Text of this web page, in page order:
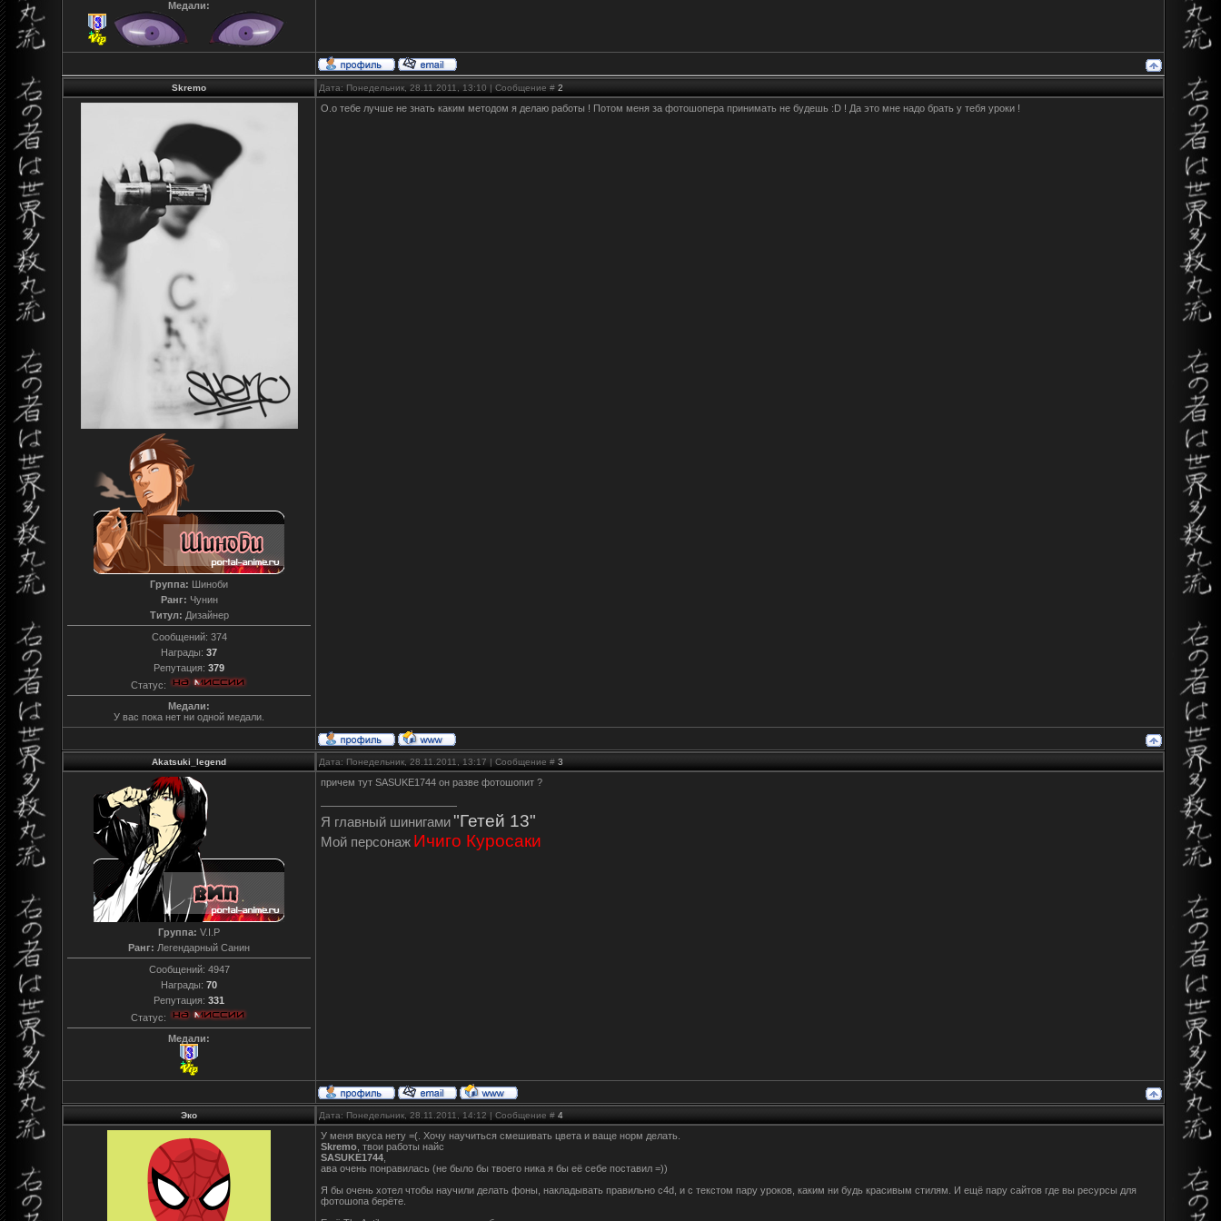
Медали:
Skremo Дата: Понедельник, 28.11.2011, 13:10 | Сообщение # 2
Группа: Шиноби
Ранг: Чунин
Титул: Дизайнер
Сообщений: 374
Награды: 37
Репутация: 379
Статус:
Медали:
У вас пока нет ни одной медали.
О.о тебе лучше не знать каким методом я делаю работы ! Потом меня за фотошопера принимать не будешь :D ! Да это мне надо брать у тебя уроки !
Akatsuki_legend Дата: Понедельник, 28.11.2011, 13:17 | Сообщение # 3
Группа: V.I.P
Ранг: Легендарный Санин
Сообщений: 4947
Награды: 70
Репутация: 331
Статус:
Медали:
причем тут SASUKE1744 он разве фотошопит ?
Я главный шинигами"Гетей 13"
Мой персонаж Ичиго Куросаки
Эко Дата: Понедельник, 28.11.2011, 14:12 | Сообщение # 4
У меня вкуса нету =(. Хочу научиться смешивать цвета и ваще норм делать.
Skremo , твои работы найс
SASUKE1744
ава очень понравилась (не было бы твоего ника я бы её себе поставил =))
Я бы очень хотел чтобы научили делать фоны, накладывать правильно c4d, и с текстом пару уроков, каким ни будь красивым стилям. И ещё пару сайтов где вы ресурсы для
фотошопа берёте.